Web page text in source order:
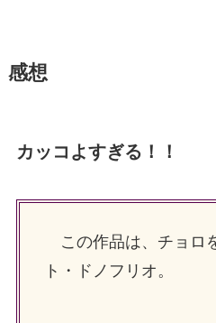
感想
カッコよすぎる！！
この作品は、チョロ
ト・ドノフリオ。